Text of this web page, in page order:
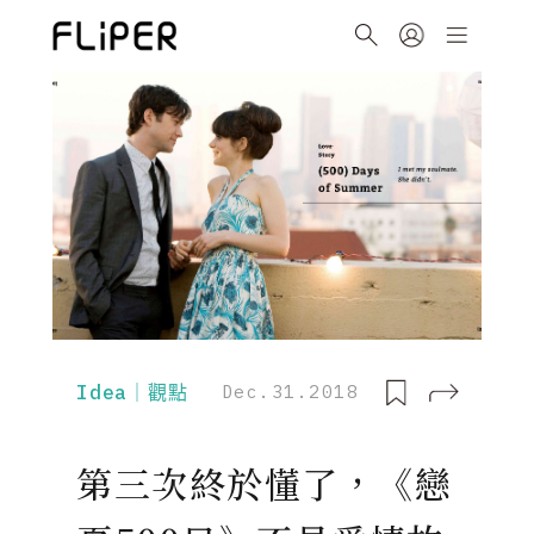
Idea｜觀點 Dec.31.2018
第三次終於懂了，《戀